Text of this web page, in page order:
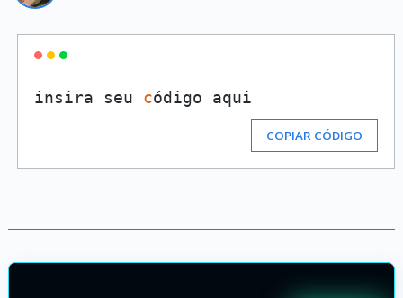
insira seu código aqui
COPIAR CÓDIGO